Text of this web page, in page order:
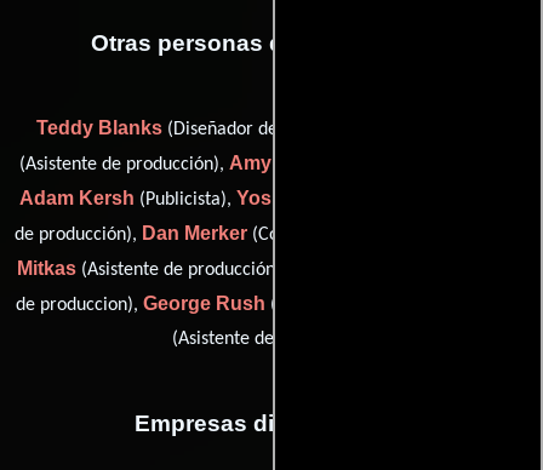
Otras personas que participaron
Teddy Blanks(Diseñador de títulos),
(Asistente de producción), Amy Gelson
Adam Kersh (Publicista), Yoshi Alston Machida
de producción), Dan Merker (Contador de producción),
Mitkas (Asistente de producción),
de produccion), George Rush (legal services) y
(Asistente de producción)
Empresas distribuidoras